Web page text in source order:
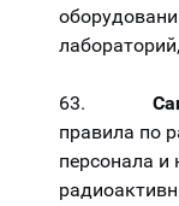
63.
правила по
персонала и